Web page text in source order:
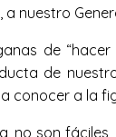
nuestro
de
de
conocer a la
no son